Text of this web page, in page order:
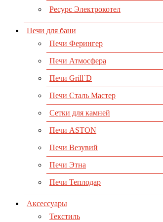
Ресурс Электрокотел
Печи для бани
Печи Ферингер
Печи Атмосфера
Печи Grill`D
Печи Сталь Мастер
Сетки для камней
Печи ASTON
Печи Везувий
Печи Этна
Печи Теплодар
Аксессуары
Текстиль